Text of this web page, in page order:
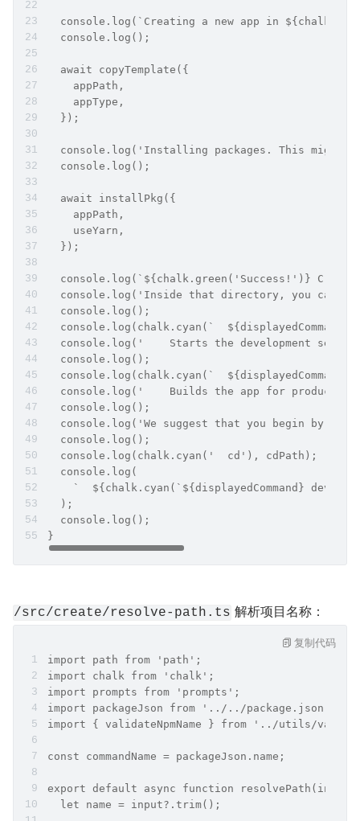
console.log(`Creating a new app in
  console.log();
  await copyTemplate({
    appPath,
    appType,
  });
console.log('Installing packages. This might
  console.log();
  await installPkg({
    appPath,
    useYarn,
  });
console.log(`${chalk.green('Success!')}
console.log('Inside that directory, you can
  console.log();
console.log(chalk.cyan(`  ${displayedCommand}
console.log('    Starts the development
  console.log();
console.log(chalk.cyan(`  ${displayedCommand}
console.log('    Builds the app for
  console.log();
console.log('We suggest that you begin by
  console.log();
  console.log(chalk.cyan('  cd'), cdPath);
  console.log(
    `  ${chalk.cyan(`${displayedCommand} dev`)}`
  );
  console.log();
}
/src/create/resolve-path.ts 解析项目名称：
import path from 'path';
import chalk from 'chalk';
import prompts from 'prompts';
import packageJson from '../../package.json';
import { validateNpmName } from '../utils/
const commandName = packageJson.name;
export default async function
  let name = input?.trim();
复制代码